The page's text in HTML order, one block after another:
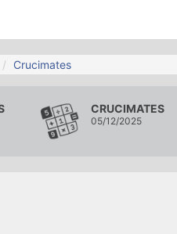
Crucimates
CRUCIMATES
05/12/2025